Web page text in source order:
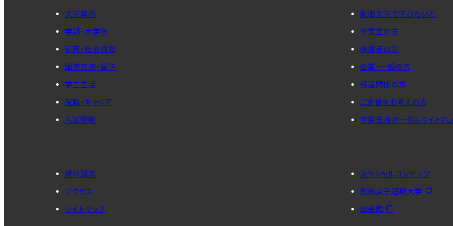
大学案内
学部・大学院
研究・社会貢献
国際交流・留学
学生生活
就職・キャリア
入試情報
創価大学で学びたい方
卒業生の方
保護者の方
企業・一般の方
報道関係の方
ご支援をお考えの方
学習支援ポータルサイト
資料請求
アクセス
サイトマップ
スペシャルコンテンツ
創価女子短期大学
図書館